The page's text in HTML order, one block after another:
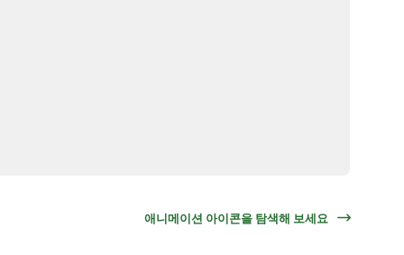
애니메이션 아이콘을 탐색해 보세요